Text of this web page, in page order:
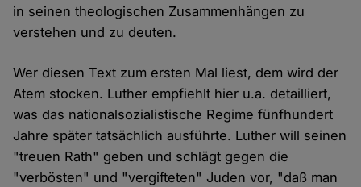
in seinen theologischen Zusammenhängen zu
verstehen und zu deuten.
Wer diesen Text zum ersten Mal liest, dem wird der
Atem stocken. Luther empfiehlt hier u.a. detailliert,
was das nationalsozialistische Regime fünfhundert
Jahre später tatsächlich ausführte. Luther will seinen
"treuen Rath" geben und schlägt gegen die
"verbösten" und "vergifteten" Juden vor, "daß man